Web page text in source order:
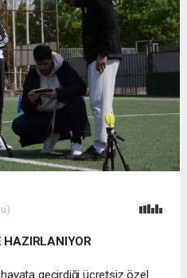
HAZIRLANIYOR
geçirdiği ücretsiz özel